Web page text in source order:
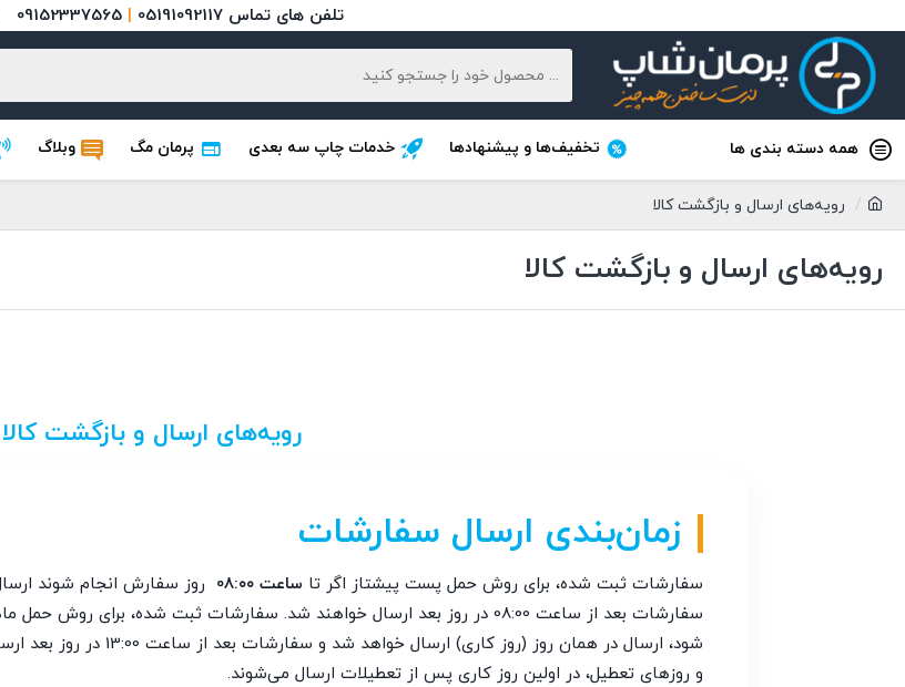
تلفن های تماس 05191092117 |
09152337565
همه دسته بندی ها تخفیف‌ها و پیشنهادها خدمات چاپ سه بعدی پرمان مگ وبلاگ
رویه‌های ارسال و بازگشت کالا
رویه‌های ارسال و بازگشت کالا
رویه‌های ارسال و بازگشت کالا
زمان‌بندی ارسال سفارشات
سفارشات ثبت شده، برای روش حمل پست پیشتاز اگر تا ساعت 08:۰۰
روز سفارش انجام شوند
سفارشات بعد از ساعت 08:00 در روز بعد ارسال خواهند شد. سفارشات ثبت شده، برای روش حمل ماهکس و باربری تا
و روزهای تعطیل، در اولین روز کاری پس از تعطیلات ارسال می‌شوند.